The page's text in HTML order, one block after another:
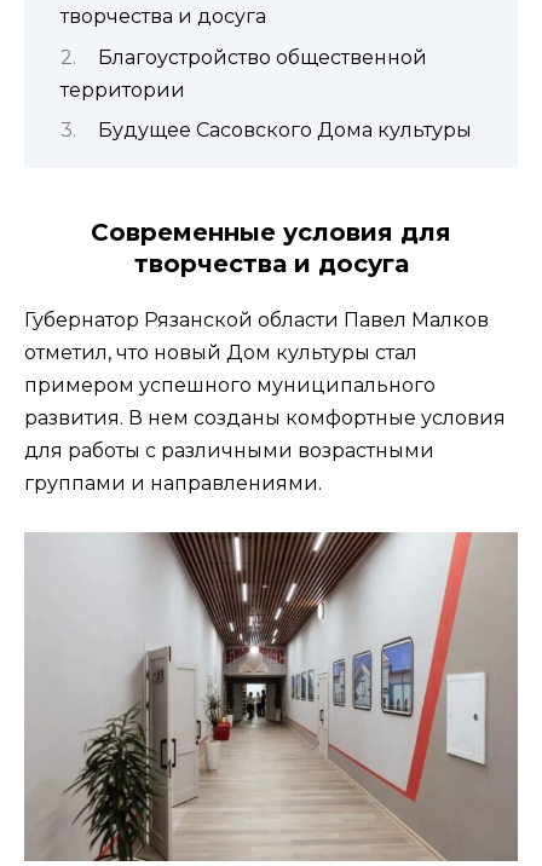
творчества и досуга
Благоустройство общественной
территории
Будущее Сасовского Дома культуры
Современные условия для
творчества и досуга
Губернатор Рязанской области Павел Малков
отметил, что новый Дом культуры стал
примером успешного муниципального
развития. В нем созданы комфортные условия
для работы с различными возрастными
группами и направлениями.